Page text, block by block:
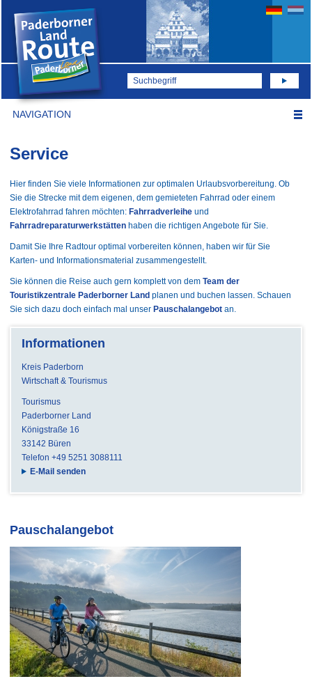
NAVIGATION
Service
Hier finden Sie viele Informationen zur optimalen Urlaubsvorbereitung. Ob
Sie die Strecke mit dem eigenen, dem gemieteten Fahrrad oder einem
Elektrofahrrad fahren möchten: Fahrradverleihe und
Fahrradreparaturwerkstätten haben die richtigen Angebote für Sie.
Damit Sie Ihre Radtour optimal vorbereiten können, haben wir für Sie
Karten- und Informationsmaterial zusammengestellt.
Sie können die Reise auch gern komplett von dem Team der
Touristikzentrale Paderborner Land planen und buchen lassen. Schauen
Sie sich dazu doch einfach mal unser Pauschalangebot an.
Informationen
Kreis Paderborn
Wirtschaft & Tourismus
Tourismus
Paderborner Land
Königstraße 16
33142 Büren
Telefon +49 5251 3088111
E-Mail senden
Pauschalangebot